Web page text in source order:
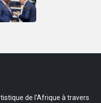
de l'Afrique à travers